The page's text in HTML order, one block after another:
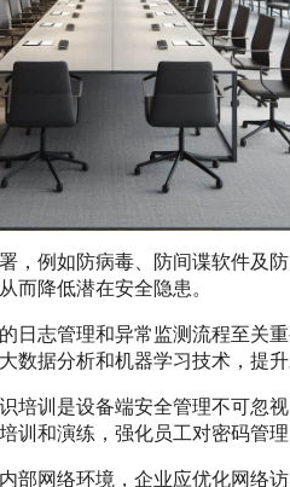
，例如防病毒、防间谍软件及
而降低潜在安全隐患。
日志管理和异常监测流程至关
数据分析和机器学习技术，提
培训是设备端安全管理不可忽
训和演练，强化员工对密码管
部网络环境，企业应优化网络